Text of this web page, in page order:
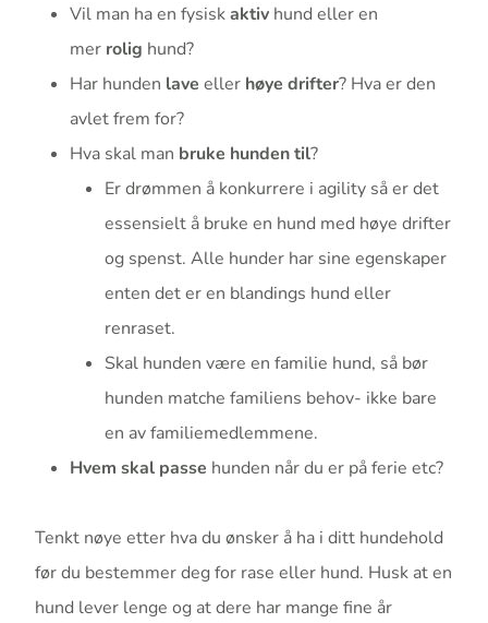
Vil man ha en fysiskaktiv hund eller en
mer rolig hund?
Har hunden lave eller høye drifter? Hva er den
avlet frem for?
Hva skal man bruke hunden til?
Er drømmen å konkurrere i agility så er det
essensielt å bruke en hund med høye drifter
og spenst. Alle hunder har sine egenskaper
enten det er en blandings hund eller
renraset.
Skal hunden være en familie hund, så bør
hunden matche familiens behov- ikke bare
en av familiemedlemmene.
Hvem skal passe hunden når du er på ferie etc?
Tenkt nøye etter hva du ønsker å ha i ditt hundehold
før du bestemmer deg for rase eller hund. Husk at en
hund lever lenge og at dere har mange fine år